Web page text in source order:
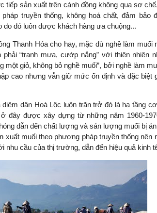
tiếp sản xuất trên cánh đồng không qua sơ
truyền thống, không hoá chất, đảm bảo
đó luôn được khách hàng ưa chuộng...
Thanh Hóa cho hay, mặc dù nghề làm muối
“tranh mưa, cướp nắng” với thiên nhiên
một giỏ, không bỏ nghề muối”, bởi nghề làm
cao nhưng vẫn giữ mức ổn định và đặc biệt
dân Hoà Lộc luôn trăn trở đó là hạ tầng
đây được xây dựng từ những năm 1960-
dẫn đến chất lượng và sản lượng muối bị
muối theo phương pháp truyền thống nên
cầu của thị trường, dẫn đến hiệu quả kinh